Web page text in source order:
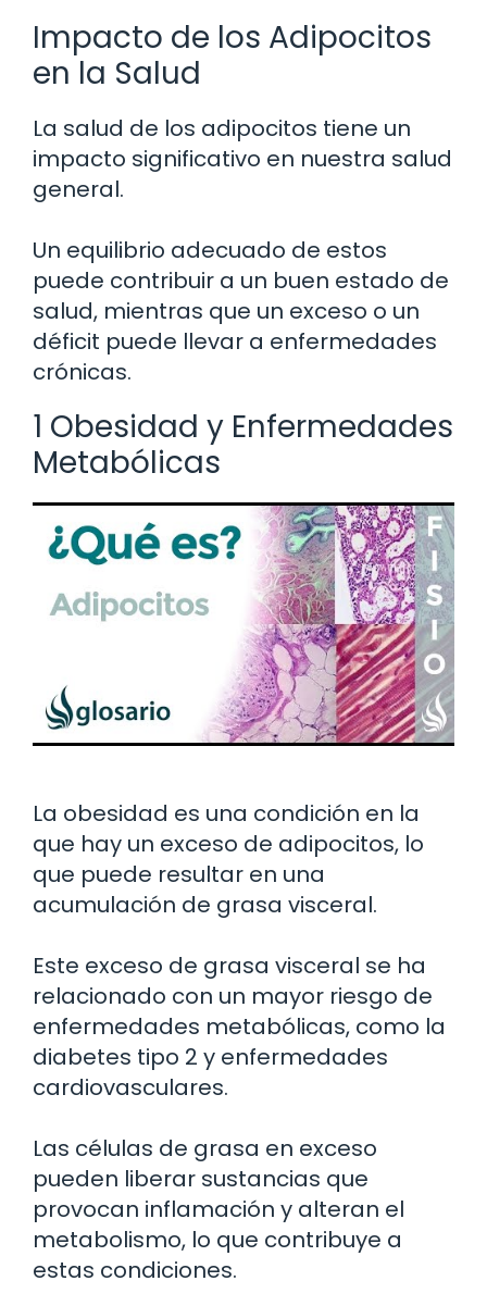
Impacto de los Adipocitos
en la Salud
La salud de los adipocitos tiene un
impacto significativo en nuestra salud
general.
Un equilibrio adecuado de estos
puede contribuir a un buen estado de
salud, mientras que un exceso o un
déficit puede llevar a enfermedades
crónicas.
1 Obesidad y Enfermedades
Metabólicas
La obesidad es una condición en la
que hay un exceso de adipocitos, lo
que puede resultar en una
acumulación de grasa visceral.
Este exceso de grasa visceral se ha
relacionado con un mayor riesgo de
enfermedades metabólicas, como la
diabetes tipo 2 y enfermedades
cardiovasculares.
Las células de grasa en exceso
pueden liberar sustancias que
provocan inflamación y alteran el
metabolismo, lo que contribuye a
estas condiciones.